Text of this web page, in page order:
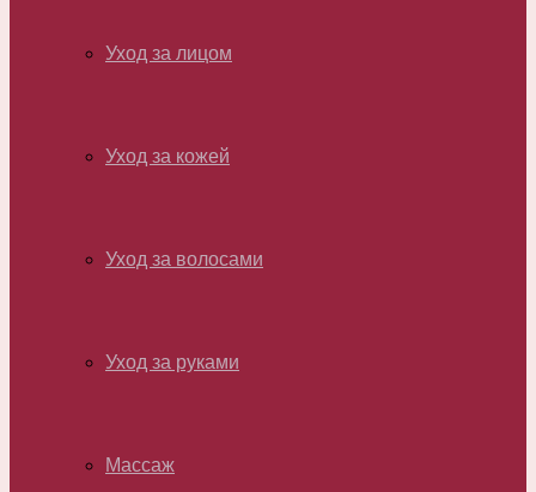
Уход за лицом
Уход за кожей
Уход за волосами
Уход за руками
Массаж